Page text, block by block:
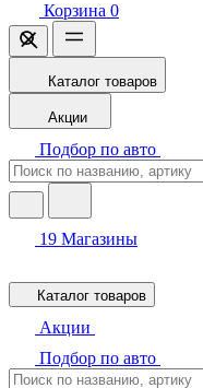
Корзина 0
Каталог товаров
Акции
Подбор по авто
19 Магазины
Каталог товаров
Акции
Подбор по авто